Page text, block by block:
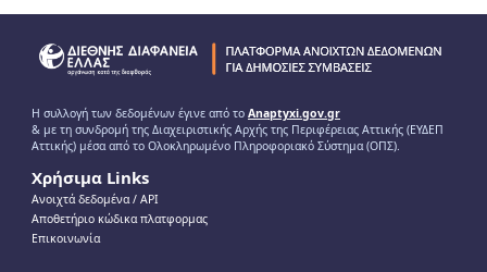
Η συλλογή των δεδομένων έγινε από το Anaptyxi.gov.gr
& με τη συνδρομή της Διαχειριστικής Αρχής της Περιφέρειας Αττικής (ΕΥΔΕΠ
Αττικής) μέσα από το Ολοκληρωμένο Πληροφοριακό Σύστημα (ΟΠΣ).
Χρήσιμα Links
Ανοιχτά δεδομένα / ΑPI
Αποθετήριο κώδικα πλατφορμας
Επικοινωνία